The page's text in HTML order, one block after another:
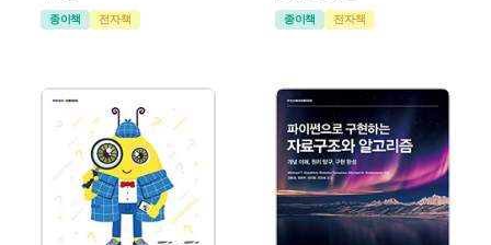
종이책 전자책 종이책 전자책